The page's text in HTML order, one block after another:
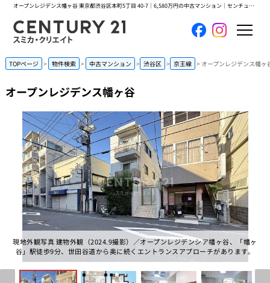
オープンレジデンス幡ヶ谷 東京都渋谷区本町5丁目 40-7｜6,580万円の中古マンション｜センチュリー21スミカ・クリエイト
ホーム
当社について
買いたい
売りたい
コンテンツ
採用情報
会員メニュー
TOPページ 物件検索 中古マンション 渋谷区 京王線 オープンレジデンス幡ヶ
オープンレジデンス幡ヶ谷
現地外観写真 建物外観（2024.9撮影）／オープンレジデンシア幡ヶ谷、「幡ヶ
谷」駅徒歩9分、世田谷道から奥に続くエントランスアプローチがあります。